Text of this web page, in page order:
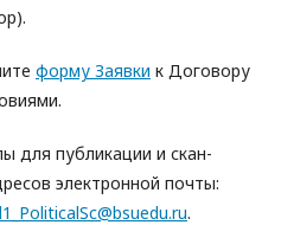
форму Заявки к Договору
для публикации и скан-
электронной почты:
.